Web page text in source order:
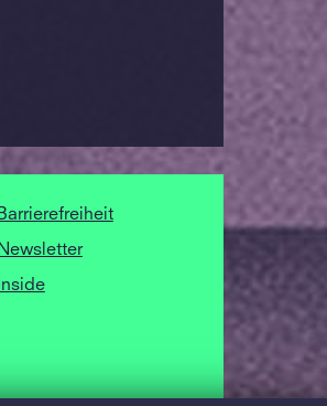
Barrierefreiheit
Newsletter
Inside